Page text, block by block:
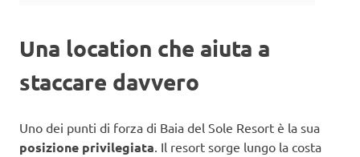
Una location che aiuta a
staccare davvero
Uno dei punti di forza di Baia del Sole Resort è la sua
posizione privilegiata. Il resort sorge lungo la costa